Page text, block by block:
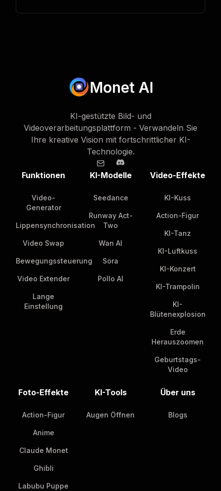
Monet AI
KI-gestützte Bild- und
Videoverarbeitungsplattform - Verwandeln Sie
Ihre kreative Vision mit fortschrittlicher KI-
Technologie.
Funktionen
Video-
Generator
Lippensynchronisation
Video Swap
Bewegungssteuerung
Video Extender
Lange
Einstellung
KI-Modelle
Seedance
Runway Act-
Two
Wan AI
Sora
Pollo AI
Video-Effekte
KI-Kuss
Action-Figur
KI-Tanz
KI-Luftkuss
KI-Konzert
KI-Trampolin
KI-
Blütenexplosion
Erde
Herauszoomen
Geburtstags-
Video
Foto-Effekte
Action-Figur
Anime
Claude Monet
Ghibli
Labubu Puppe
KI-Tools
Augen Öffnen
Über uns
Blogs